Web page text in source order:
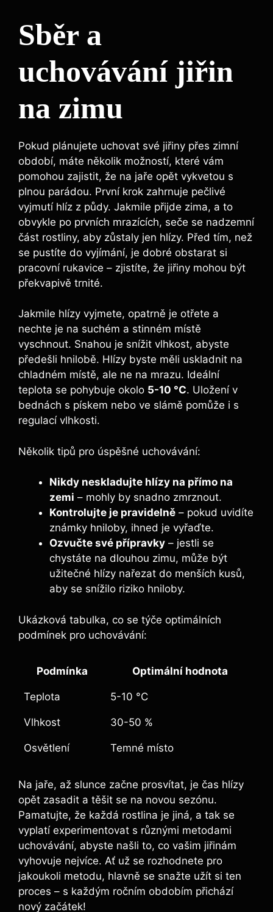
Sběr a
uchovávání jiřin
na zimu
Pokud plánujete uchovat své jiřiny přes zimní
období, máte několik možností, které vám
pomohou zajistit, že na jaře opět vykvetou s
plnou parádou. První krok zahrnuje pečlivé
vyjmutí hlíz z půdy. Jakmile přijde zima, a to
obvykle po prvních mrazících, seče se nadzemní
část rostliny, aby zůstaly jen hlízy. Před tím, než
se pustíte do vyjímání, je dobré obstarat si
pracovní rukavice – zjistíte, že jiřiny mohou být
překvapivě trnité.
Jakmile hlízy vyjmete, opatrně je otřete a
nechte je na suchém a stinném místě
vyschnout. Snahou je snížit vlhkost, abyste
předešli hnilobě. Hlízy byste měli uskladnit na
chladném místě, ale ne na mrazu. Ideální
teplota se pohybuje okolo 5-10 °C. Uložení v
bednách s pískem nebo ve slámě pomůže i s
regulací vlhkosti.
Několik tipů pro úspěšné uchovávání:
Nikdy neskladujte hlízy na přímo na
zemi – mohly by snadno zmrznout.
Kontrolujte je pravidelně – pokud uvidíte
známky hniloby, ihned je vyřaďte.
Ozvučte své přípravky – jestli se
chystáte na dlouhou zimu, může být
užitečné hlízy nařezat do menších kusů,
aby se snížilo riziko hniloby.
Ukázková tabulka, co se týče optimálních
podmínek pro uchovávání:
Podmínka Optimální hodnota
Teplota 5-10 °C
Vlhkost 30-50 %
Osvětlení Temné místo
Na jaře, až slunce začne prosvítat, je čas hlízy
opět zasadit a těšit se na novou sezónu.
Pamatujte, že každá rostlina je jiná, a tak se
vyplatí experimentovat s různými metodami
uchovávání, abyste našli to, co vašim jiřinám
vyhovuje nejvíce. Ať už se rozhodnete pro
jakoukoli metodu, hlavně se snažte užít si ten
proces – s každým ročním obdobím přichází
nový začátek!